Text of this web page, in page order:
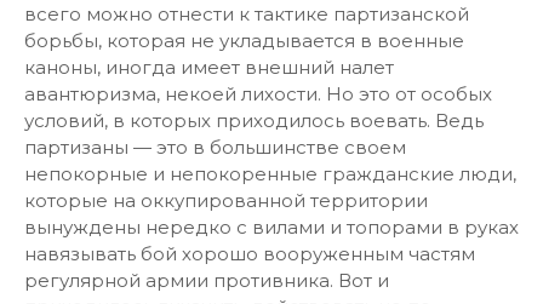
всего можно отнести к тактике партизанской
борьбы, которая не укладывается в военные
каноны, иногда имеет внешний налет
авантюризма, некоей лихости. Но это от особых
условий, в которых приходилось воевать. Ведь
партизаны — это в большинстве своем
непокорные и непокоренные гражданские люди,
которые на оккупированной территории
вынуждены нередко с вилами и топорами в руках
навязывать бой хорошо вооруженным частям
регулярной армии противника. Вот и